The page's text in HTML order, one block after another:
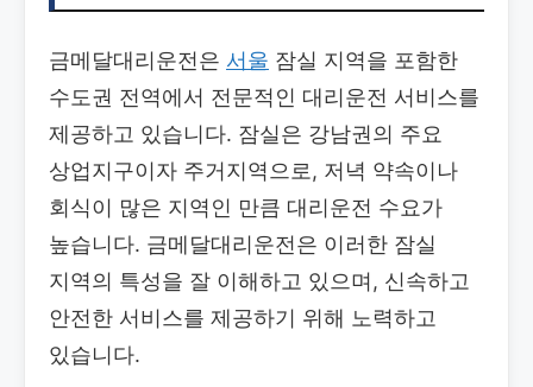
금메달대리운전은 서울 잠실 지역을 포함한
수도권 전역에서 전문적인 대리운전 서비스를
제공하고 있습니다. 잠실은 강남권의 주요
상업지구이자 주거지역으로, 저녁 약속이나
회식이 많은 지역인 만큼 대리운전 수요가
높습니다. 금메달대리운전은 이러한 잠실
지역의 특성을 잘 이해하고 있으며, 신속하고
안전한 서비스를 제공하기 위해 노력하고
있습니다.